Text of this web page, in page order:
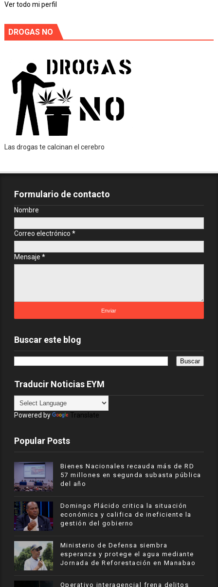
Ver todo mi perfil
DROGAS NO
Las drogas te calcinan el cerebro
Formulario de contacto
Nombre
Correo electrónico *
Mensaje *
Buscar este blog
Traducir Noticias EYM
Powered by Translate
Popular Posts
Bienes Nacionales recauda más de RD
57 millones en segunda subasta pública
del año
​Domingo Plácido critica la situación
económica y califica de ineficiente la
gestión del gobierno
Ministerio de Defensa siembra
esperanza y protege el agua mediante
Jornada de Reforestación en Manabao
Operativo interagencial frena delitos